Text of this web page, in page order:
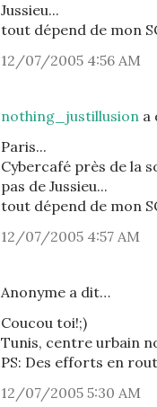
Jussieu...
tout dépend de mon
12/07/2005 4:56 AM
nothing_justillusion a
Paris...
Cybercafé près de la
pas de Jussieu...
tout dépend de mon
12/07/2005 4:57 AM
Anonyme a dit…
Coucou toi!;)
Tunis, centre urbain
PS: Des efforts en
12/07/2005 5:30 AM